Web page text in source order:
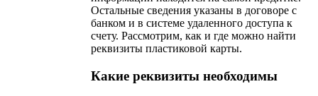
Остальные сведения указаны в договоре с
банком и в системе удаленного доступа к
счету. Рассмотрим, как и где можно найти
реквизиты пластиковой карты.
Какие реквизиты необходимы